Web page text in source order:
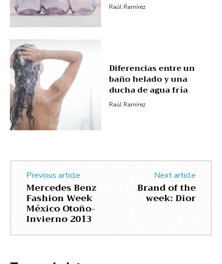
Raúl Ramírez
Diferencias entre un
baño helado y una
ducha de agua fría
Raúl Ramírez
Previous article
Mercedes Benz
Fashion Week
México Otoño-
Invierno 2013
Next article
Brand of the
week: Dior